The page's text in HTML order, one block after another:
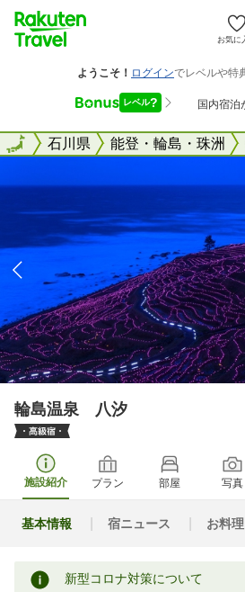
お気に
全国石川県 能登・輪島・珠洲
全国
輪島温泉 八汐
施設紹介 プラン 部屋 写真
基本情報 宿ニュース お料理
新型コロナ対策について